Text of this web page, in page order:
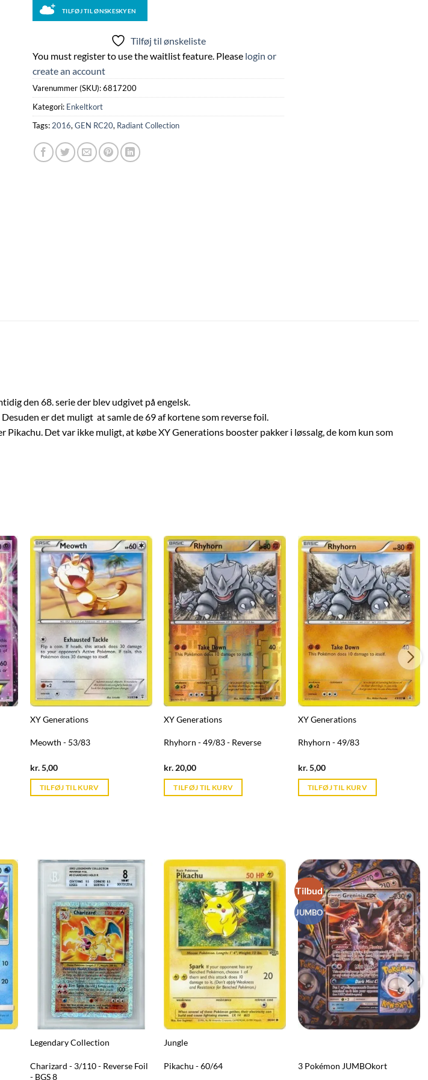
TILFØJ TIL ØNSKESKYEN
Tilføj til ønskeliste
You must register to use the waitlist feature. Please login or
create an account
Varenummer (SKU):6817200
Kategori: Enkeltkort
Tags: 2016, GEN RC20, Radiant Collection
den 68. serie der blev udgivet på engelsk.
er det muligt at samle de 69 af kortene som reverse foil.
Det var ikke muligt, at købe XY Generations booster pakker i løssalg, de kom kun som
XY Generations
Meowth - 53/83
kr.5,00Current
is:
kr. 39,95.
TILFØJ TIL KURV
XY Generations
Rhyhorn - 49/83 - Reverse
kr. 20,00Current
is:
kr. 39,95.
TILFØJ TIL KURV
XY Generations
Rhyhorn - 49/83
kr.5,00Current
is:
kr. 39,95.
TILFØJ TIL KURV
Legendary Collection
Charizard - 3/110 - Reverse Foil
- BGS 8
Jungle
Pikachu - 60/64
Tilbud
JUMBO
3 Pokémon JUMBOkort